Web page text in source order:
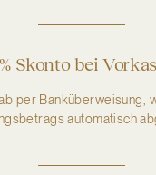
Skonto bei
per Banküberweisung,
automatisch